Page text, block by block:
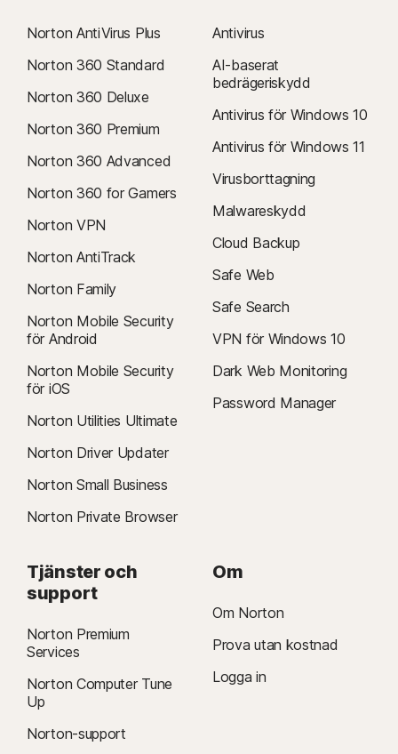
Norton AntiVirus Plus
Norton 360 Standard
Norton 360 Deluxe
Norton 360 Premium
Norton 360 Advanced
Norton 360 for Gamers
Norton VPN
Norton AntiTrack
Norton Family
Norton Mobile Security
för Android
Norton Mobile Security
för iOS
Norton Utilities Ultimate
Norton Driver Updater
Norton Small Business
Norton Private Browser
Antivirus
AI-baserat
bedrägeriskydd
Antivirus för Windows 10
Antivirus för Windows 11
Virusborttagning
Malwareskydd
Cloud Backup
Safe Web
Safe Search
VPN för Windows 10
Dark Web Monitoring
Password Manager
Tjänster och
support
Norton Premium
Services
Norton Computer Tune
Up
Norton-support
Om
Om Norton
Prova utan kostnad
Logga in